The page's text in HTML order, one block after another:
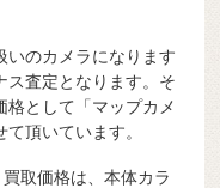
いのカメラになります
ス査定となります。そ
格として「マップカメ
頂いています。
取価格は、本体カラ